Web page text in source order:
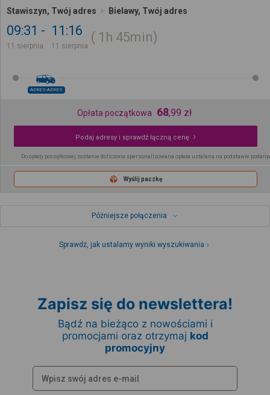
Stawiszyn, Twój adres Bielawy, Twój adres
09:31
11 sierpnia
11:16
11 sierpnia
1h 45min
ADRES-ADRES
Opłata początkowa 68,99 zł
Podaj adresy i sprawdź łączną cenę
Do opłaty początkowej zostanie doliczona spersonalizowana opłata ustalana na podstawie
Wyślij paczkę
Późniejsze połączenia
Sprawdź, jak ustalamy wyniki wyszukiwania
Zapisz się do newslettera!
Bądź na bieżąco z nowościami i
promocjami oraz otrzymaj kod
promocyjny